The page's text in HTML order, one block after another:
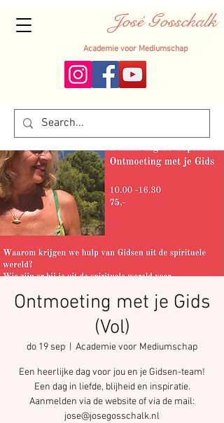
José Gosschalk
Academie voor Mediumschap
Ontmoeting met je Gids
(Vol)
do 19 sep Academie voor Mediumschap
Een heerlijke dag voor jou en je Gidsen-team!
Een dag in liefde, blijheid en inspiratie.
Aanmelden via de website of via de mail:
jose@josegosschalk.nl